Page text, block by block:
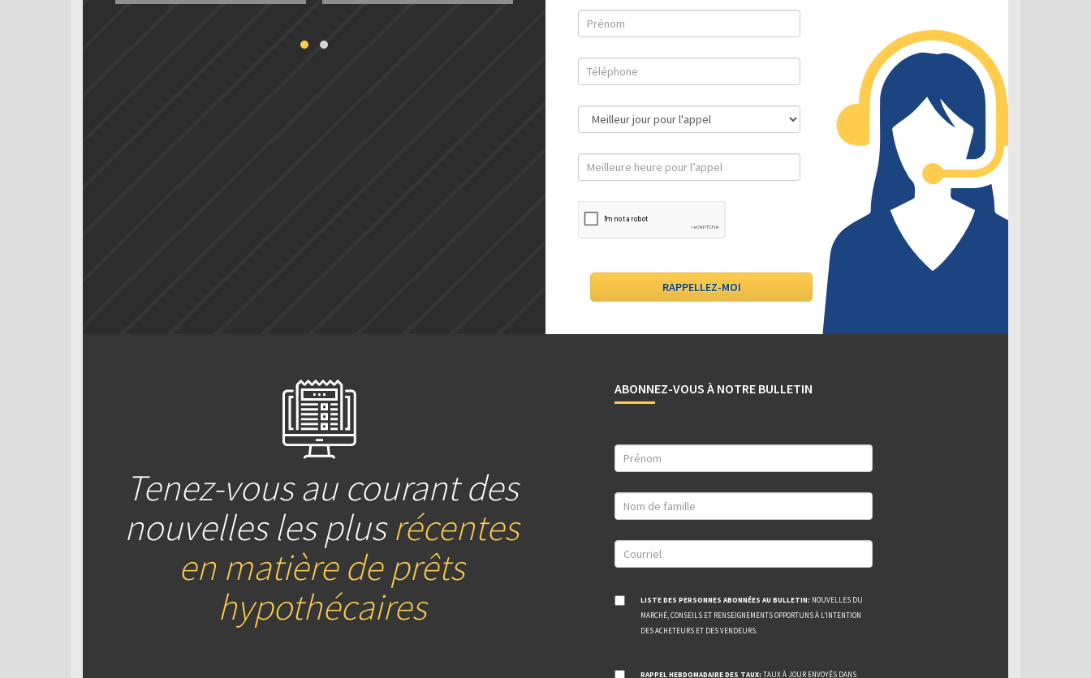
Tenez-vous au courant des
nouvelles les plusrécentes
en matière de prêts
hypothécaires
ABONNEZ-VOUS À NOTRE BULLETIN
LISTE DES PERSONNES ABONNÉES AU BULLETIN: NOUVELLES DU
MARCHÉ, CONSEILS ET RENSEIGNEMENTS OPPORTUNS À L’INTENTION
DES ACHETEURS ET DES VENDEURS.
RAPPEL HEBDOMADAIRE DES TAUX: TAUX À JOUR ENVOYÉS DANS